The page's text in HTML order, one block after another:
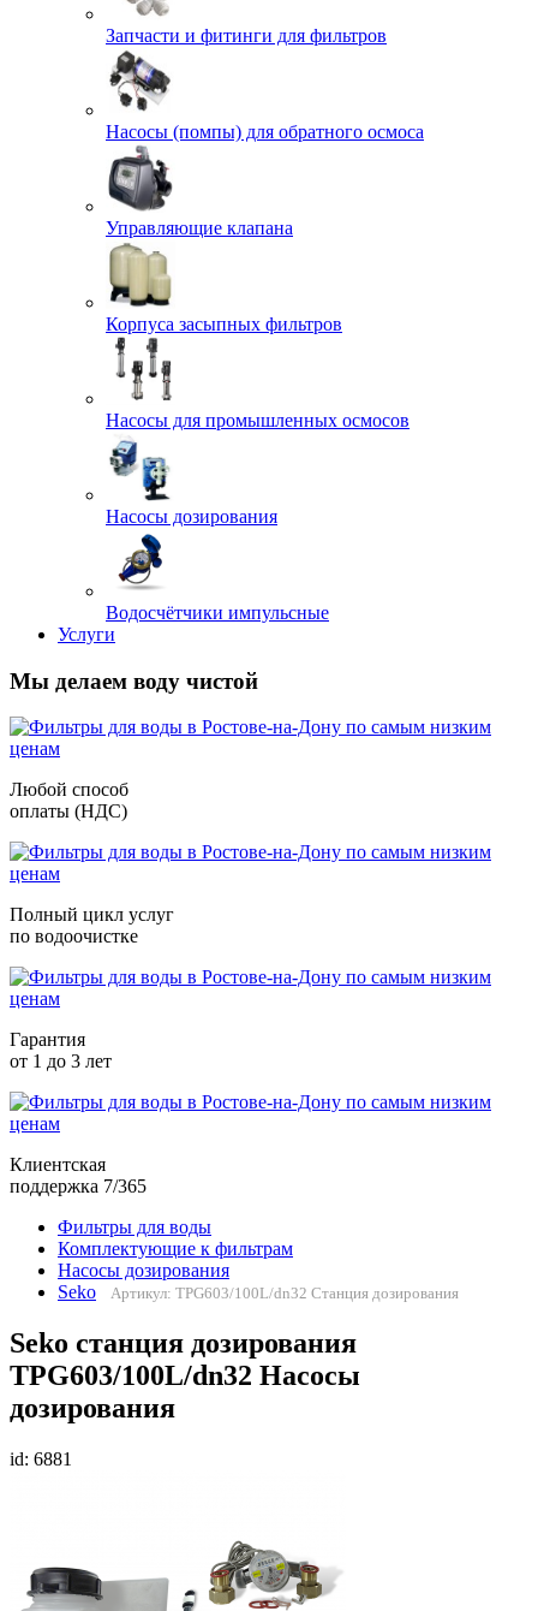
Запчасти и фитинги для фильтров
Насосы (помпы) для обратного осмоса
Управляющие клапана
Корпуса засыпных фильтров
Насосы для промышленных осмосов
Насосы дозирования
Водосчётчики импульсные
Услуги
Мы делаем воду чистой
Любой способ
оплаты (НДС)
Полный цикл услуг
по водоочистке
Гарантия
от 1 до 3 лет
Клиентская
поддержка 7/365
Фильтры для воды
Комплектующие к фильтрам
Насосы дозирования
Seko
Артикул: TPG603/100L/dn32 Станция дозирования
Seko cтанция дозирования
TPG603/100L/dn32 Насосы
дозирования
id: 6881